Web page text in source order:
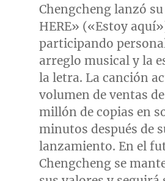
Chengcheng lanzó
HERE» («Estoy
participando
arreglo musical y la
la letra. La canción
volumen de ventas de
millón de copias en
minutos después de
lanzamiento. En el
Chengcheng se